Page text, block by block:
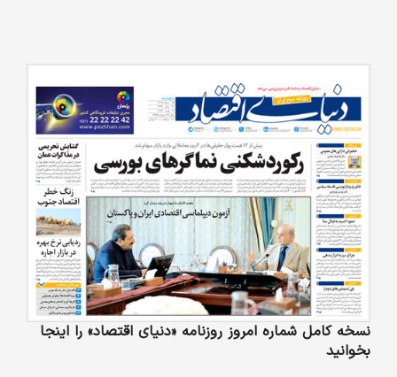
نسخه کامل شماره امروز روزنامه «دنیای‌ اقتصاد» را اینجا
بخوانید